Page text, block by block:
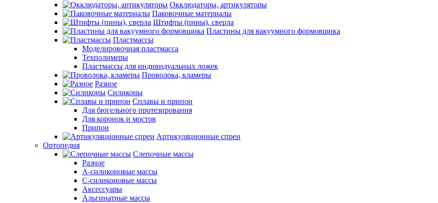
Окклюдаторы, артикуляторы
Паковочные материалы
Штифты (пины), сверла
Пластины для вакуумного формовщика
Пластмассы
Моделировочная пластмасса
Техполимеры
Пластмассы для индивидуальных ложек
Проволока, кламеры
Разное
Силиконы
Сплавы и припои
Для бюгельного протезирования
Для коронок и мостов
Припои
Артикуляционные спреи
Ортопедия
Слепочные массы
Разное
А-силиконовые массы
С-силиконовые массы
Аксессуары
Альгинатные массы